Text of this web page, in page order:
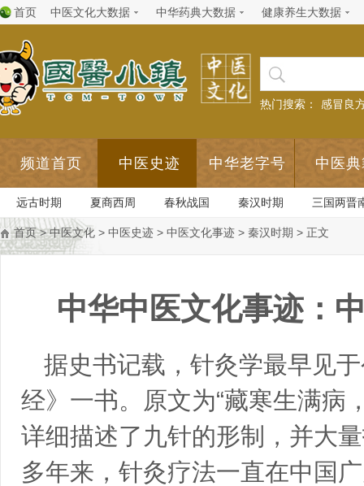
首页 中医文化大数据 中华药典大数据 健康养生大数据
热门搜索： 感冒良
频道首页 中医史迹 中华老字号 中医
远古时期 夏商西周 春秋战国 秦汉时期 三国两晋
首页>中医文化 > 中医史迹 > 中医文化事迹 > 秦汉时期 > 正文
中华中医文化事迹：
据史书记载，针灸学最早见
经》一书。原文为“藏寒生满病
详细描述了九针的形制，并大
多年来，针灸疗法一直在中国